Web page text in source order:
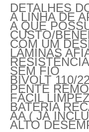
DETALHES
A LINHA DE
A QUE
CUSTO/
COM UM
LÂMINAS
SEM FIO
BIVOLT 110/
PENTE
FÁCIL
BATERIA
AA ( JÁ
ALTO